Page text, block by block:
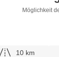
Möglichkeit
10 km